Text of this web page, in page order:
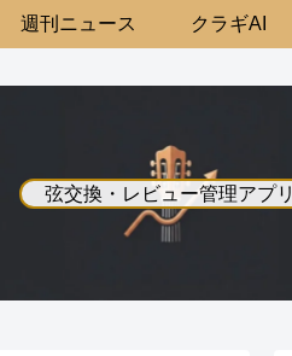
週刊ニュース クラギAI
弦交換・レビュー管理アプリ